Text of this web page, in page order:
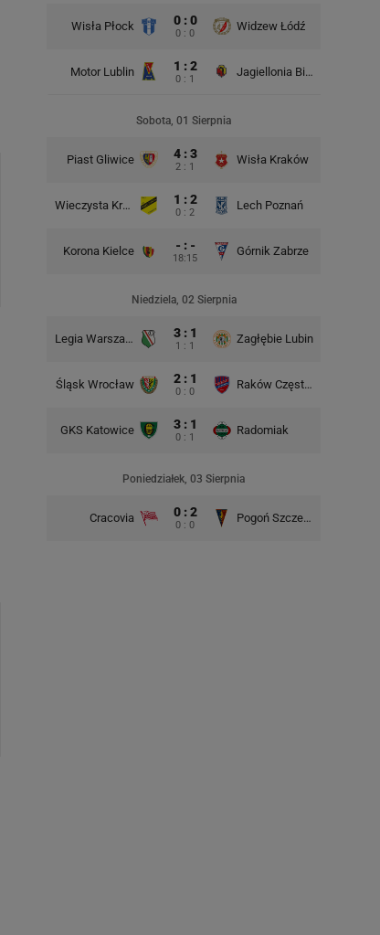
Wisła Płock 0 : 0
0 : 0
Widzew Łódź
Motor Lublin 1 : 2
0 : 1
Jagiellonia Białystok
Sobota, 01 Sierpnia
Piast Gliwice 4 : 3
2 : 1
Wisła Kraków
Wieczysta Kraków 1 : 2
0 : 2
Lech Poznań
Korona Kielce - : -
18:15
Górnik Zabrze
Niedziela, 02 Sierpnia
Legia Warszawa 3 : 1
1 : 1
Zagłębie Lubin
Śląsk Wrocław 2 : 1
0 : 0
Raków Częstochowa
GKS Katowice 3 : 1
0 : 1
Radomiak
Poniedziałek, 03 Sierpnia
Cracovia 0 : 2
0 : 0
Pogoń Szczecin